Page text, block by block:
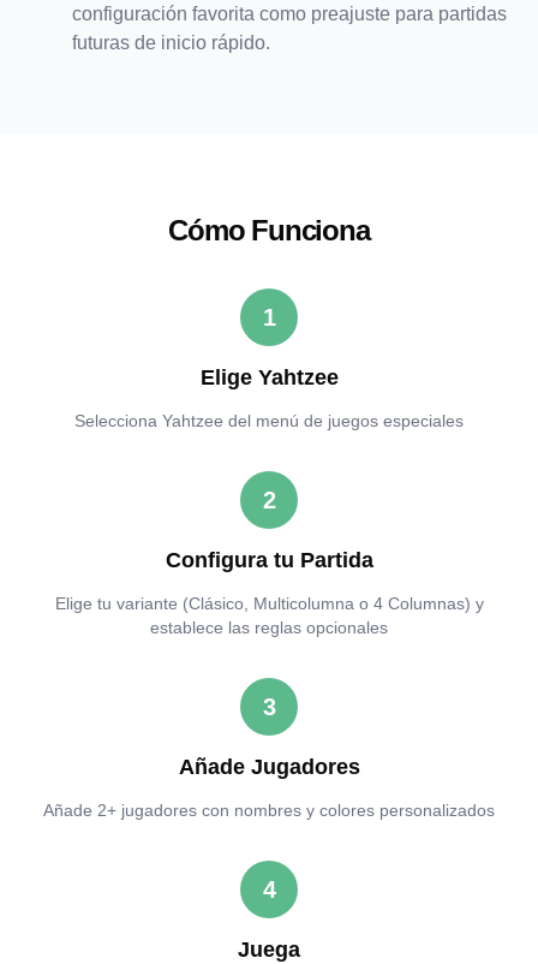
configuración favorita como preajuste para partidas
futuras de inicio rápido.
Cómo Funciona
1
Elige Yahtzee
Selecciona Yahtzee del menú de juegos especiales
2
Configura tu Partida
Elige tu variante (Clásico, Multicolumna o 4 Columnas) y
establece las reglas opcionales
3
Añade Jugadores
Añade 2+ jugadores con nombres y colores personalizados
4
Juega